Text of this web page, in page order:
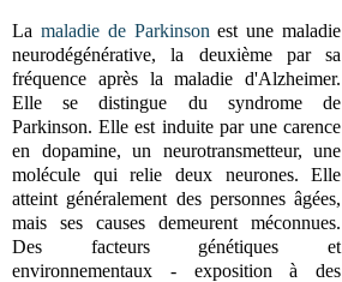
La maladie de Parkinson est une maladie
neurodégénérative, la deuxième par sa
fréquence après la maladie d'Alzheimer.
Elle se distingue du syndrome de
Parkinson. Elle est induite par une carence
en dopamine, un neurotransmetteur, une
molécule qui relie deux neurones. Elle
atteint généralement des personnes âgées,
mais ses causes demeurent méconnues.
Des facteurs génétiques et
environnementaux - exposition à des